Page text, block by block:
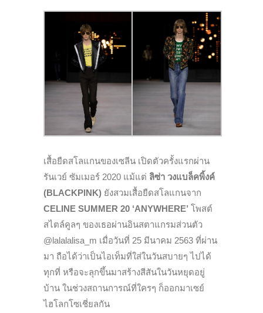
เสื้อยืดสโลแกนของเซลีน เปิดตัวครั้งแรกผ่าน
รันเวย์ ซัมเมอร์ 2020 แม้แต่ ลิซ่า วงแบล็คพิ้งค์
(BLACKPINK) ยังสวมเสื้อยืดสโลแกนจาก
CELINE SUMMER 20 ‘ANYWHERE’ โพสต์
สไตล์คูลๆ ของเธอผ่านอินสตาแกรมส่วนตัว
@lalalalisa_m เมื่อวันที่ 25 มีนาคม 2563 ที่ผ่าน
มา ถือได้ว่าเป็นไอเท็มที่ใส่ในวันสบายๆ ไปได้
ทุกที่ หรือจะลุกขึ้นมาสร้างสีสันในวันหยุดอยู่
บ้าน ในช่วงสถานการณ์ที่ใครๆ ก็ออกมาเซย์
ไฮโลกโซเชี่ยลกัน